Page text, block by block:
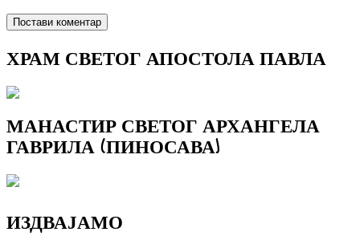
ХРАМ СВЕТОГ АПОСТОЛА ПАВЛА
МАНАСТИР СВЕТОГ АРХАНГЕЛА
ГАВРИЛА (ПИНОСАВА)
ИЗДВАЈАМО